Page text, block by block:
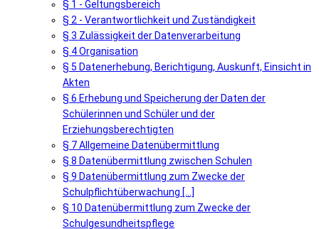
§ 1 - Geltungsbereich
§ 2 - Verantwortlichkeit und Zuständigkeit
§ 3 Zulässigkeit der Datenverarbeitung
§ 4 Organisation
§ 5 Datenerhebung, Berichtigung, Auskunft, Einsicht in
Akten
§ 6 Erhebung und Speicherung der Daten der
Schülerinnen und Schüler und der
Erziehungsberechtigten
§ 7 Allgemeine Datenübermittlung
§ 8 Datenübermittlung zwischen Schulen
§ 9 Datenübermittlung zum Zwecke der
Schulpflichtüberwachung [...]
§ 10 Datenübermittlung zum Zwecke der
Schulgesundheitspflege